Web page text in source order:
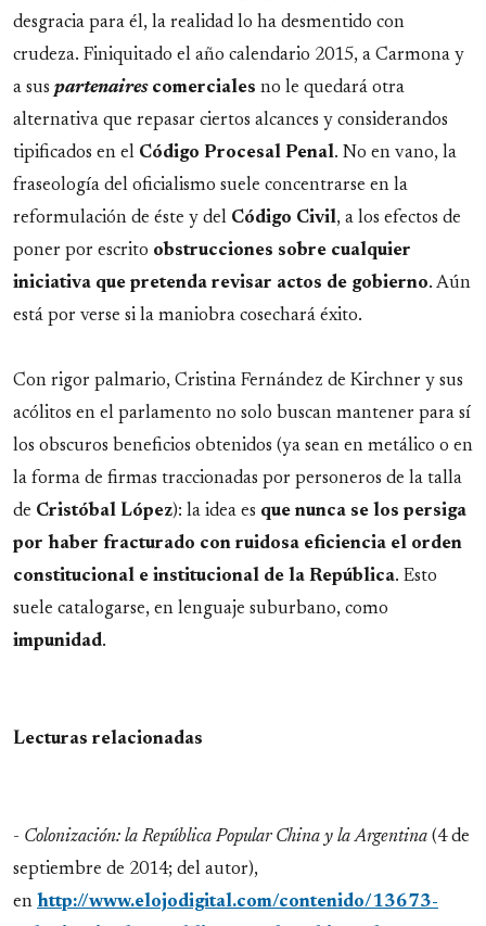
desgracia para él, la realidad lo ha desmentido con
crudeza. Finiquitado el año calendario 2015, a Carmona y
a sus partenairescomerciales no le quedará otra
alternativa que repasar ciertos alcances y considerandos
tipificados en el Código Procesal Penal. No en vano, la
fraseología del oficialismo suele concentrarse en la
reformulación de éste y del Código Civil, a los efectos de
poner por escrito obstrucciones sobre cualquier
iniciativa que pretenda revisar actos de gobierno. Aún
está por verse si la maniobra cosechará éxito.
Con rigor palmario, Cristina Fernández de Kirchner y sus
acólitos en el parlamento no solo buscan mantener para sí
los obscuros beneficios obtenidos (ya sean en metálico o en
la forma de firmas traccionadas por personeros de la talla
de Cristóbal López): la idea es que nunca se los persiga
por haber fracturado con ruidosa eficiencia el orden
constitucional e institucional de la República. Esto
suele catalogarse, en lenguaje suburbano, como
impunidad.
Lecturas relacionadas
- Colonización: la República Popular China y la Argentina (4 de
septiembre de 2014; del autor),
en http://www.elojodigital.com/contenido/13673-